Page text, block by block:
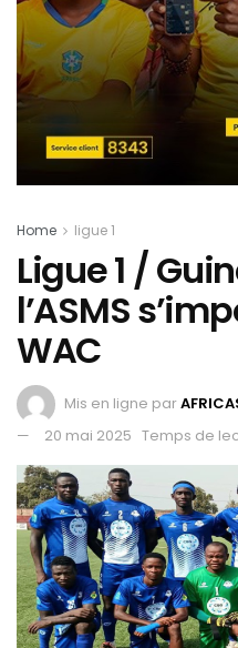
Home ligue 1
Ligue 1 /
l’ASMS
WAC
Mis en ligne par
20 mai 2025 Temps de